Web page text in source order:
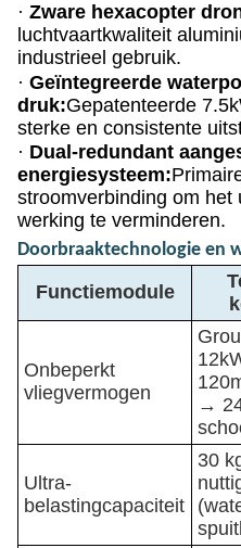
· Zware hexacopter
luchtvaartkwaliteit
industrieel gebruik.
· Geïntegreerde
druk:Gepatenteerde
sterke en consistente
· Dual-redundant
energiesysteem:
stroomverbinding om het
werking te verminderen.
Doorbraaktechnologie en
Functiemodule
Onbeperkt
vliegvermogen
→
Ultra-
belastingcapaciteit
30